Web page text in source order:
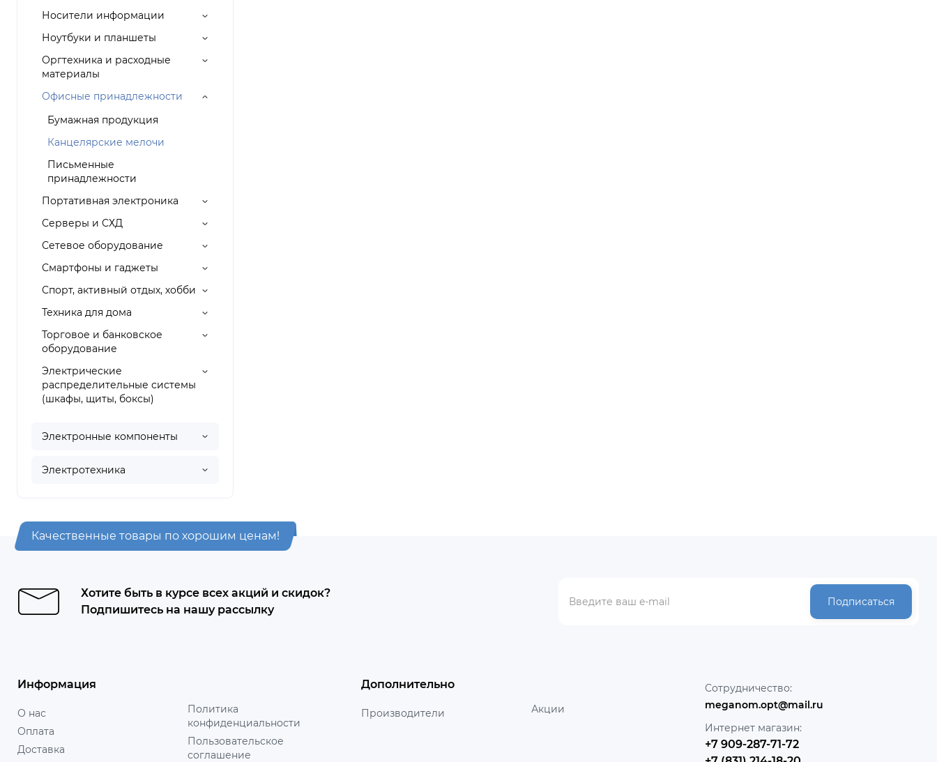
Носители информации
Ноутбуки и планшеты
Оргтехника и расходные
материалы
Офисные принадлежности
Бумажная продукция
Канцелярские мелочи
Письменные
принадлежности
Портативная электроника
Серверы и СХД
Сетевое оборудование
Смартфоны и гаджеты
Спорт, активный отдых, хобби
Техника для дома
Торговое и банковское
оборудование
Электрические
распределительные системы
(шкафы, щиты, боксы)
Электронные компоненты
Электротехника
Качественные товары по хорошим ценам!
Хотите быть в курсе всех акций и скидок?
Подпишитесь на нашу рассылку
Подписаться
Информация
О нас
Оплата
Доставка
Политика
конфиденциальности
Пользовательское
соглашение
Дополнительно
Производители Акции
Сотрудничество:
meganom.opt@mail.ru
Интернет магазин:
+7 909-287-71-72